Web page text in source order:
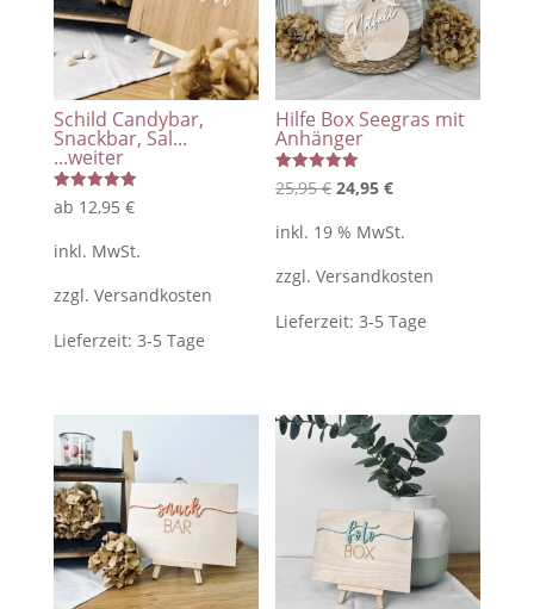
Schild Candybar,
Snackbar, Sal...
...weiter
Bewertet
mit
von 5
ab 12,95 €
inkl. MwSt.
zzgl. Versandkosten
Lieferzeit: 3-5 Tage
Hilfe Box Seegras mit
Anhänger
Bewertet
mit
von 5
25,95€ Ursprünglicher
25,95 €
24,95€Aktueller
24,95 €.
inkl. 19 % MwSt.
zzgl.Versandkosten
Lieferzeit:3-5 Tage